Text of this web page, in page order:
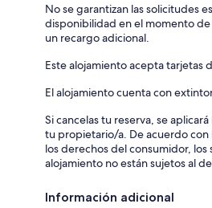
No se garantizan las solicitudes
disponibilidad en el momento
un recargo adicional.
Este alojamiento acepta tarjetas
El alojamiento cuenta con
Si cancelas tu reserva, se
tu propietario/a. De acuerdo con
los derechos del consumidor, los
alojamiento no están sujetos al
Información adicional